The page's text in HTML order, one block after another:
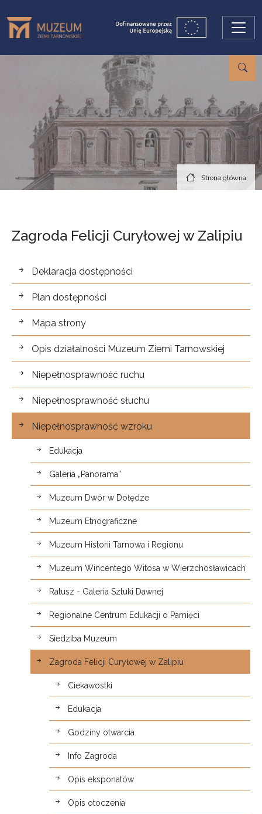
Strona główna
Zagroda Felicji Curyłowej w Zalipiu
Dostępność
Deklaracja dostępności
Plan dostępności
Mapa strony
Opis działalności Muzeum Ziemi Tarnowskiej
Niepełnosprawność ruchu
Niepełnosprawność słuchu
Niepełnosprawność wzroku
Edukacja
Galeria „Panorama”
Muzeum Dwór w Dołędze
Muzeum Etnograficzne
Muzeum Historii Tarnowa i Regionu
Muzeum Wincentego Witosa w Wierzchosławicach
Ratusz - Galeria Sztuki Dawnej
Regionalne Centrum Edukacji o Pamięci
Siedziba Muzeum
Zagroda Felicji Curyłowej w Zalipiu
Ciekawostki
Edukacja
Godziny otwarcia
Info Zagroda
Opis eksponatów
Opis otoczenia